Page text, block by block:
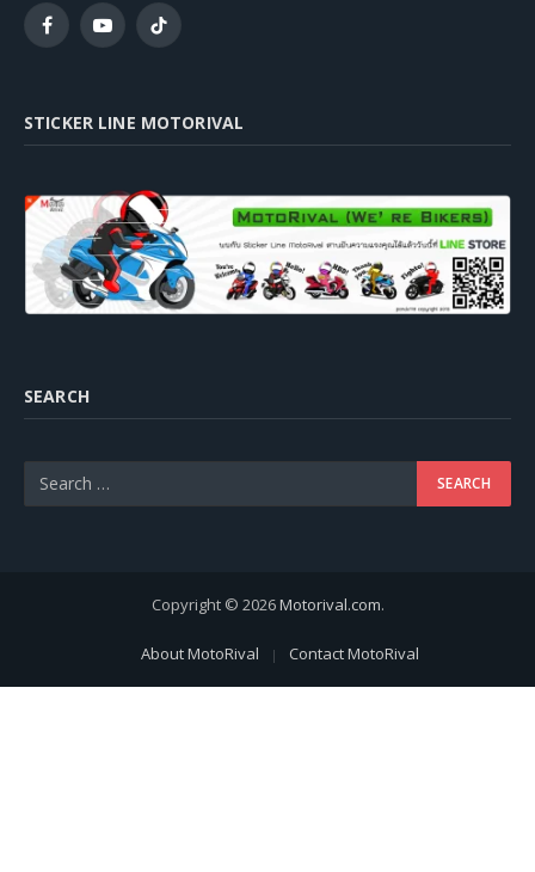
FacebookYouTubeTikTok
STICKER LINE MOTORIVAL
SEARCH
Copyright © 2026Motorival.com.
About MotoRival Contact MotoRival